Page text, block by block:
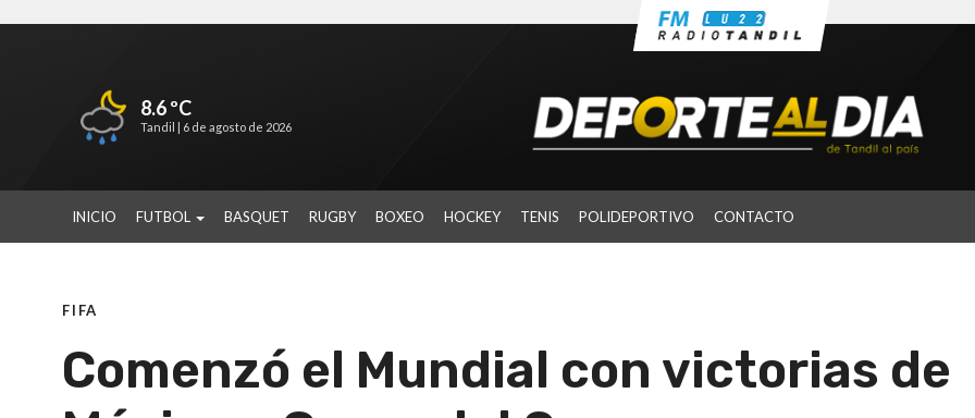
8.6 ºC
Tandil | 6 de agosto de 2026
INICIO FUTBOL BASQUET RUGBY BOXEO HOCKEY TENIS POLIDEPORTIVO CONTACTO
FIFA
Comenzó el Mundial con victorias de